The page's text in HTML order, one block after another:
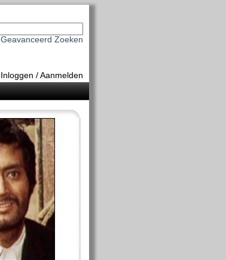
Geavanceerd Zoeken
Inloggen /Aanmelden